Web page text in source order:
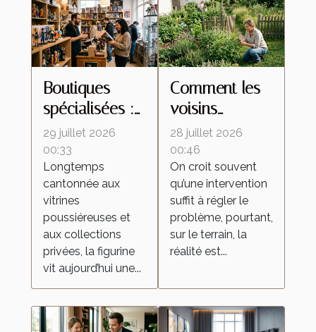
Boutiques
spécialisées :
ces lieux
d’échanges
qui
transforment la
culture de la
figurine
29 juillet 2026
00:33
Longtemps
cantonnée aux
vitrines
poussiéreuses et
aux collections
privées, la figurine
vit aujourd’hui une...
Comment les
voisins
influencent le
retour des
insectes
malgré une
intervention
locale
28 juillet 2026
00:46
On croit souvent
qu’une intervention
suffit à régler le
problème, pourtant,
sur le terrain, la
réalité est...